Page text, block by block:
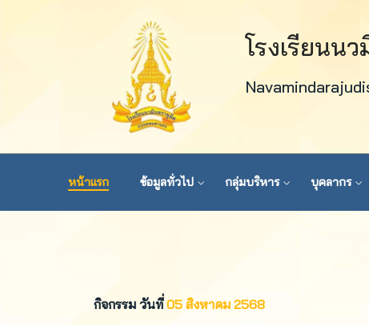
โรงเรียนน
หน้าแรก ข้อมูลทั่วไป กลุ่มบริหาร บุคลากร
กิจกรรม วันที่05 สิงหาคม 2568